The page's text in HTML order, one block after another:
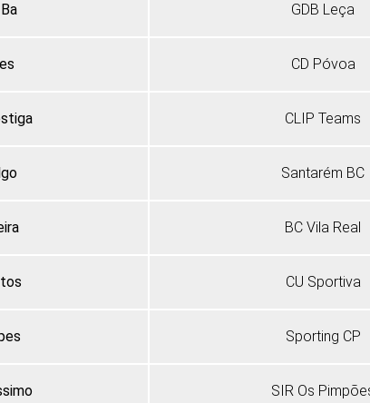
GDB Leça
CD Póvoa
CLIP Teams
Santarém BC
BC Vila Real
CU Sportiva
Sporting CP
SIR Os